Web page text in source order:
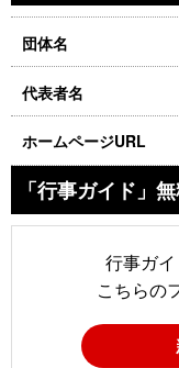
団体名
代表者名
ホームページURL
「行事ガイド」
行事ガ
こちらの